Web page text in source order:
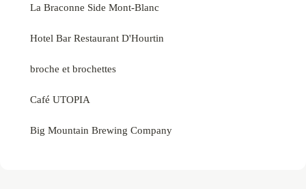
La Braconne Side Mont-Blanc
Hotel Bar Restaurant D'Hourtin
broche et brochettes
Café UTOPIA
Big Mountain Brewing Company